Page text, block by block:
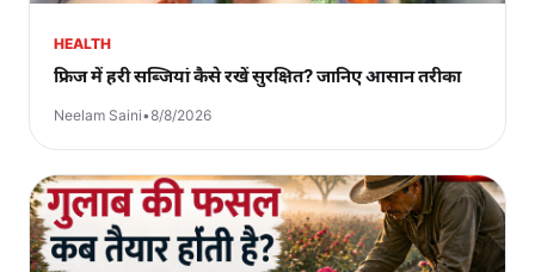
HEALTH
फ्रिज में हरी सब्जियां कैसे रखें सुरक्षित? जानिए आसान तरीका
Neelam Saini•8/8/2026